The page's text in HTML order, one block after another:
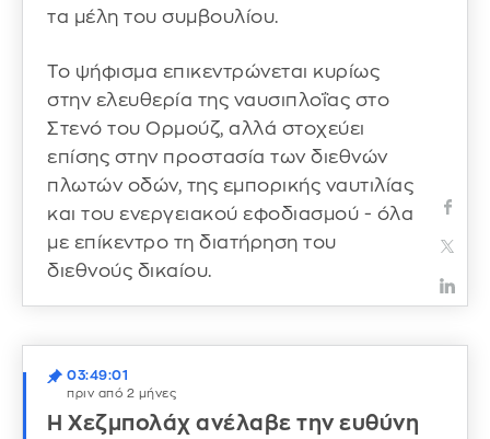
τα μέλη του συμβουλίου.
Το ψήφισμα επικεντρώνεται κυρίως
στην ελευθερία της ναυσιπλοΐας στο
Στενό του Ορμούζ, αλλά στοχεύει
επίσης στην προστασία των διεθνών
πλωτών οδών, της εμπορικής ναυτιλίας
και του ενεργειακού εφοδιασμού - όλα
με επίκεντρο τη διατήρηση του
διεθνούς δικαίου.
03:49:01
πριν από 2 μήνες
Η Χεζμπολάχ ανέλαβε την ευθύνη